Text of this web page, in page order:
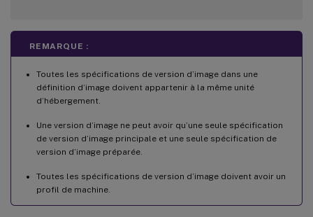
REMARQUE :
Toutes les spécifications de version d’image dans une
définition d’image doivent appartenir à la même unité
d’hébergement.
Une version d’image ne peut avoir qu’une seule spécification
de version d’image principale et une seule spécification de
version d’image préparée.
Toutes les spécifications de version d’image doivent avoir un
profil de machine.